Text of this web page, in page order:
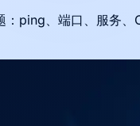
：ping、端口、服务、